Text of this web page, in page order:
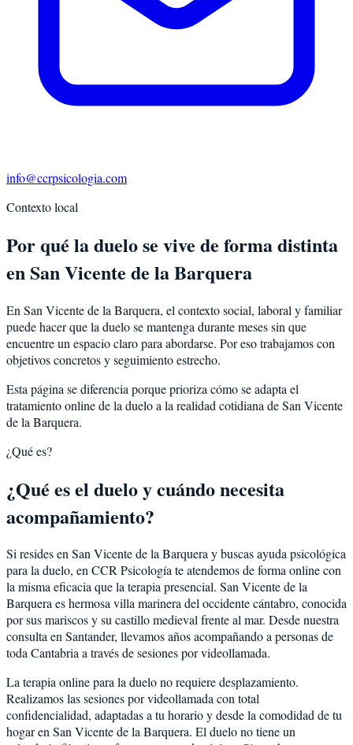
info@ccrpsicologia.com
Contexto local
Por qué la duelo se vive de forma distinta
en San Vicente de la Barquera
En San Vicente de la Barquera, el contexto social, laboral y familiar
puede hacer que la duelo se mantenga durante meses sin que
encuentre un espacio claro para abordarse. Por eso trabajamos con
objetivos concretos y seguimiento estrecho.
Esta página se diferencia porque prioriza cómo se adapta el
tratamiento online de la duelo a la realidad cotidiana de San Vicente
de la Barquera.
¿Qué es?
¿Qué es el duelo y cuándo necesita
acompañamiento?
Si resides en San Vicente de la Barquera y buscas ayuda psicológica
para la duelo, en CCR Psicología te atendemos de forma online con
la misma eficacia que la terapia presencial. San Vicente de la
Barquera es hermosa villa marinera del occidente cántabro, conocida
por sus mariscos y su castillo medieval frente al mar. Desde nuestra
consulta en Santander, llevamos años acompañando a personas de
toda Cantabria a través de sesiones por videollamada.
La terapia online para la duelo no requiere desplazamiento.
Realizamos las sesiones por videollamada con total
confidencialidad, adaptadas a tu horario y desde la comodidad de tu
hogar en San Vicente de la Barquera. El duelo no tiene un